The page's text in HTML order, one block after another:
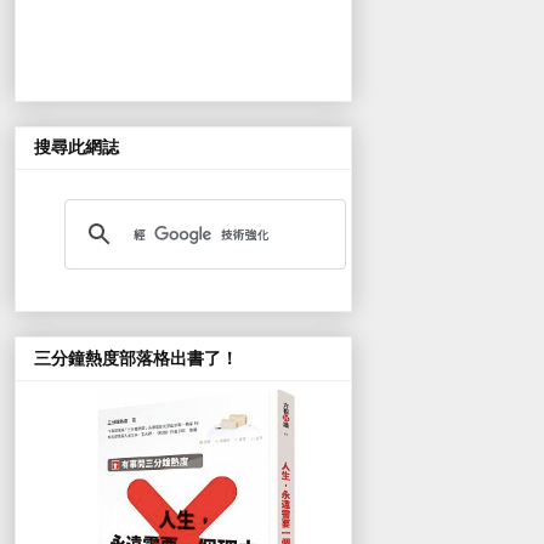
搜尋此網誌
三分鐘熱度部落格出書了！